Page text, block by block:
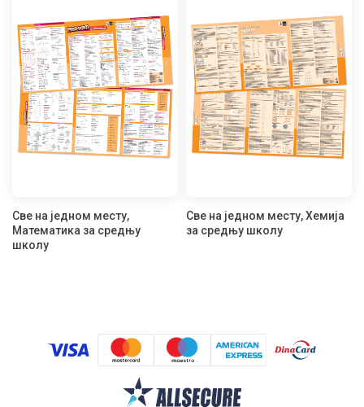
Све на једном месту,
Математика за средњу
школу
Све на једном месту, Хемија
за средњу школу